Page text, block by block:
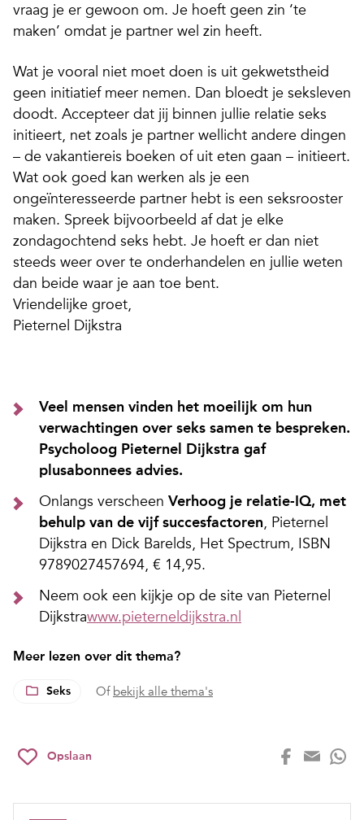
vraag je er gewoon om. Je hoeft geen zin ‘te
maken’ omdat je partner wel zin heeft.
Wat je vooral niet moet doen is uit gekwetstheid
geen initiatief meer nemen. Dan bloedt je seksleven
doodt. Accepteer dat jij binnen jullie relatie seks
initieert, net zoals je partner wellicht andere dingen
– de vakantiereis boeken of uit eten gaan – initieert.
Wat ook goed kan werken als je een
ongeïnteresseerde partner hebt is een seksrooster
maken. Spreek bijvoorbeeld af dat je elke
zondagochtend seks hebt. Je hoeft er dan niet
steeds weer over te onderhandelen en jullie weten
dan beide waar je aan toe bent.
Vriendelijke groet,
Pieternel Dijkstra
Veel mensen vinden het moeilijk om hun
verwachtingen over seks samen te bespreken.
Psycholoog Pieternel Dijkstra gaf
plusabonnees advies.
Onlangs verscheen Verhoog je relatie-IQ, met
behulp van de vijf succesfactoren, Pieternel
Dijkstra en Dick Barelds, Het Spectrum, ISBN
9789027457694, € 14,95.
Neem ook een kijkje op de site van Pieternel
Dijkstrawww.pieterneldijkstra.nl
Meer lezen over dit thema?
Seks Of bekijk alle thema's
Opslaan